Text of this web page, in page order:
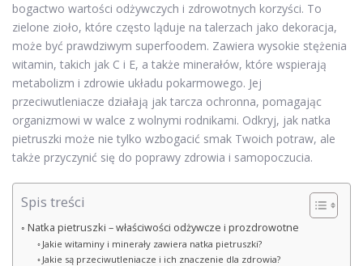
bogactwo wartości odżywczych i zdrowotnych korzyści. To
zielone zioło, które często ląduje na talerzach jako dekoracja,
może być prawdziwym superfoodem. Zawiera wysokie stężenia
witamin, takich jak C i E, a także minerałów, które wspierają
metabolizm i zdrowie układu pokarmowego. Jej
przeciwutleniacze działają jak tarcza ochronna, pomagając
organizmowi w walce z wolnymi rodnikami. Odkryj, jak natka
pietruszki może nie tylko wzbogacić smak Twoich potraw, ale
także przyczynić się do poprawy zdrowia i samopoczucia.
Spis treści
Natka pietruszki – właściwości odżywcze i prozdrowotne
Jakie witaminy i minerały zawiera natka pietruszki?
Jakie są przeciwutleniacze i ich znaczenie dla zdrowia?